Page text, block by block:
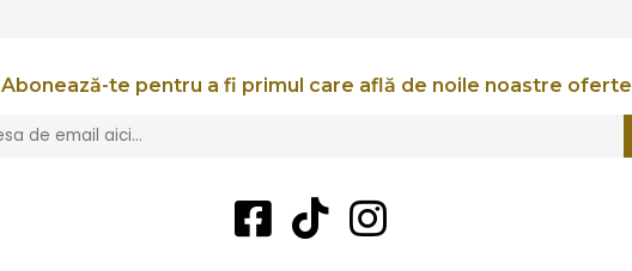
Abonează-te pentru a fi primul care află de noile noastre oferte